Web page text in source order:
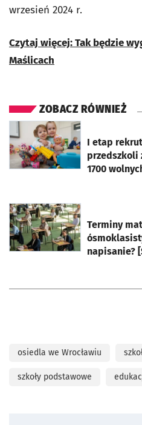
wrzesień 2024 r.
Czytaj więcej: Tak będzie
Maślicach
ZOBACZ RÓWNIEŻ
I etap
przedszkoli
1700
otworzy się w nowej karcie
Terminy
napisanie?
otworzy się w nowej karcie
osiedla we Wrocławiu
szkoły podstawowe